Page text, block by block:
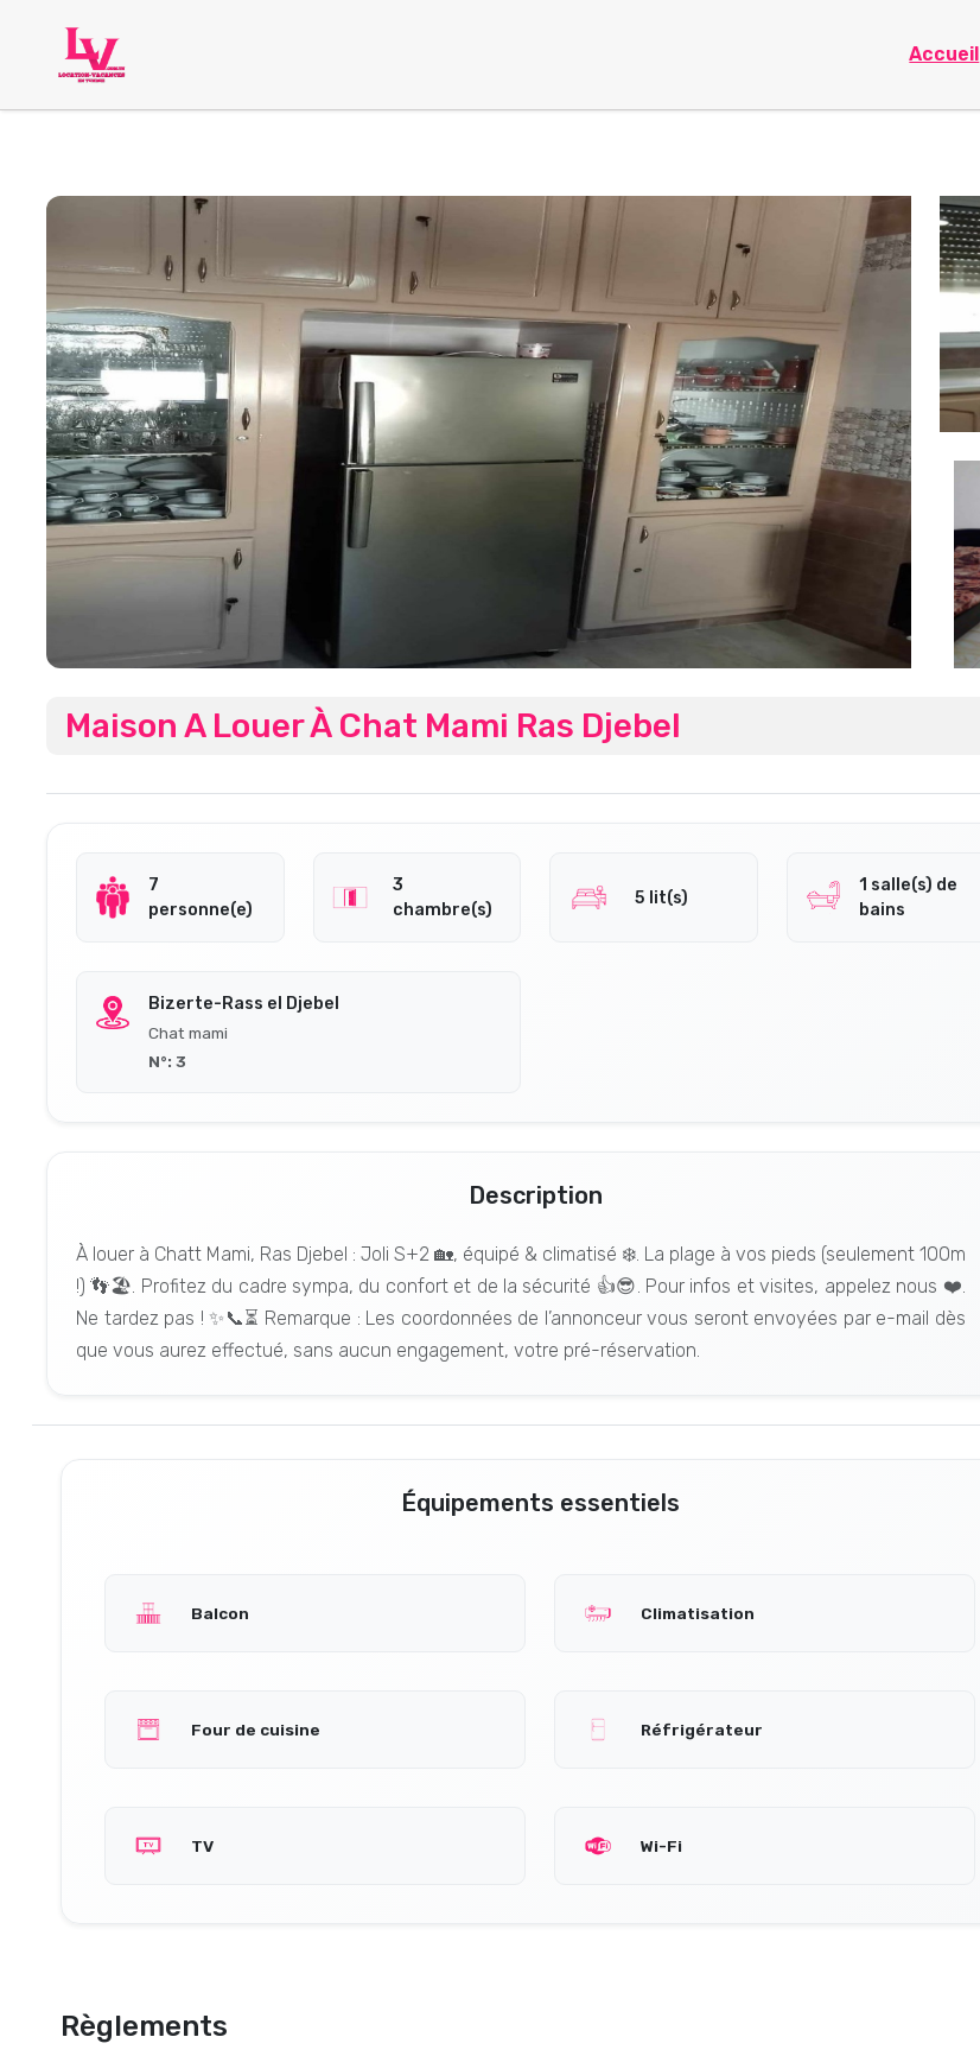
Accueil
Maison A Louer À Chat Mami Ras Djebel
7
personne(e)
3
chambre(s)
5 lit(s)
1 salle(s) de
bains
Bizerte-Rass el Djebel
Chat mami
N°: 3
Description
À louer à Chatt Mami, Ras Djebel : Joli S+2 🏡, équipé & climatisé ❄️. La plage à vos pieds (seulement 100m
!) 👣🏖️. Profitez du cadre sympa, du confort et de la sécurité 👍😎. Pour infos et visites, appelez nous ❤️.
Ne tardez pas ! ✨📞⏳ Remarque : Les coordonnées de l’annonceur vous seront envoyées par e-mail dès
que vous aurez effectué, sans aucun engagement, votre pré-réservation.
Équipements essentiels
Balcon Climatisation
Four de cuisine Réfrigérateur
TV Wi-Fi
Règlements